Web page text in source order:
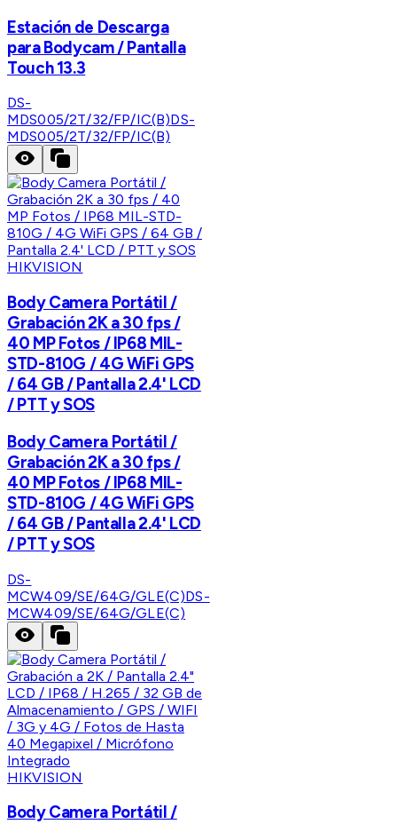
Estación de Descarga
para Bodycam / Pantalla
Touch 13.3
DS-
MDS005/2T/32/FP/IC(B)DS-
MDS005/2T/32/FP/IC(B)
HIKVISION
Body Camera Portátil /
Grabación 2K a 30 fps /
40 MP Fotos / IP68 MIL-
STD-810G / 4G WiFi GPS
/ 64 GB / Pantalla 2.4' LCD
/ PTT y SOS
Body Camera Portátil /
Grabación 2K a 30 fps /
40 MP Fotos / IP68 MIL-
STD-810G / 4G WiFi GPS
/ 64 GB / Pantalla 2.4' LCD
/ PTT y SOS
DS-
MCW409/SE/64G/GLE(C)DS-
MCW409/SE/64G/GLE(C)
HIKVISION
Body Camera Portátil /